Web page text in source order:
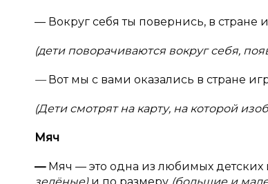
— Вокруг себя ты повернись, в стране
(дети поворачиваются вокруг себя,
— Вот мы с вами оказались в стране
(Дети смотрят на карту, на которой
Мяч
— Мяч — это одна из любимых